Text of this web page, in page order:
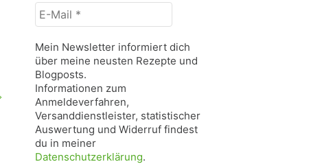
E-
Mail
Mein Newsletter informiert dich
über meine neusten Rezepte und
Blogposts.
Informationen zum
Anmeldeverfahren,
Versanddienstleister, statistischer
Auswertung und Widerruf findest
du in meiner
Datenschutzerklärung.